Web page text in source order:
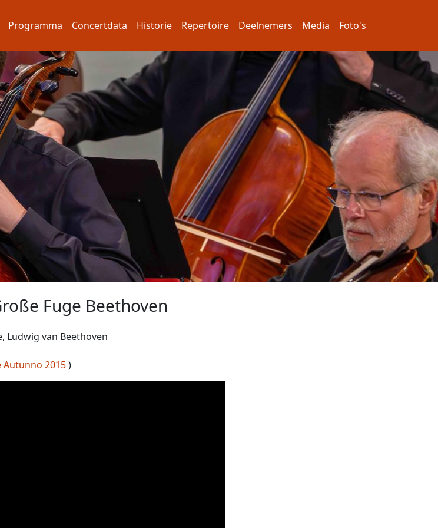
Hoofdnavigatie
Programma Concertdata Historie Repertoire Deelnemers Media Foto's
Fuge Beethoven
Ludwig van Beethoven
Autunno 2015)